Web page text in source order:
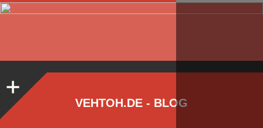
VEHTOH.DE - BLOG